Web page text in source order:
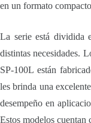
en un formato
La serie está dividida
distintas necesidades.
SP-100L están
les brinda una
desempeño en
Estos modelos cuentan